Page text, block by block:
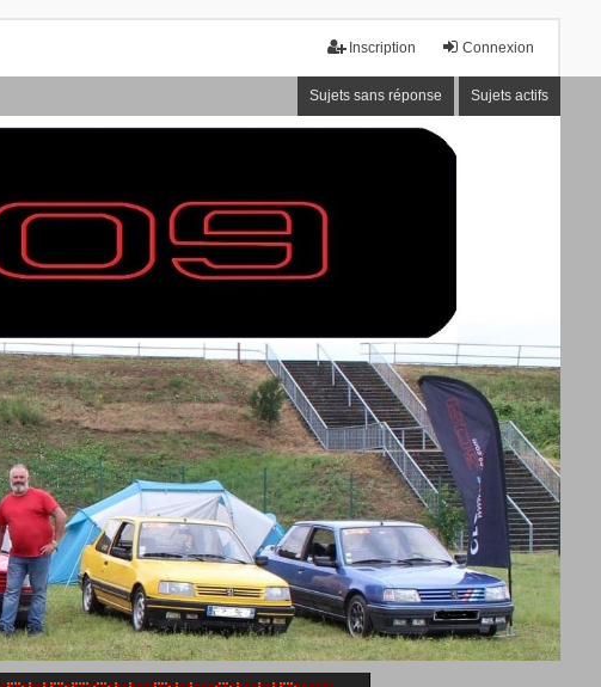
Connexion
Inscription
Sujets sans réponse Sujets actifs